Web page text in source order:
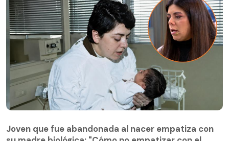
su madre biológica: "Cómo no empatizar con el
dolor"
Joven que fue abandonada al nacer empatiza con